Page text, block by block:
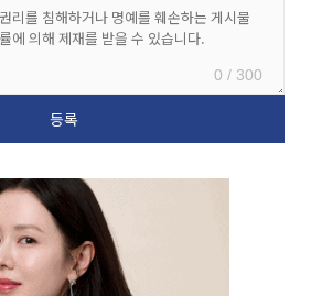
0 / 300